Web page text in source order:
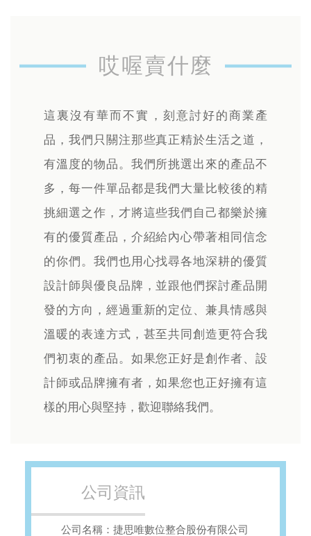
哎喔賣什麼
這裏沒有華而不實，刻意討好的商業產
品，我們只關注那些真正精於生活之道，
有溫度的物品。我們所挑選出來的產品不
多，每一件單品都是我們大量比較後的精
挑細選之作，才將這些我們自己都樂於擁
有的優質產品，介紹給內心帶著相同信念
的你們。我們也用心找尋各地深耕的優質
設計師與優良品牌，並跟他們探討產品開
發的方向，經過重新的定位、兼具情感與
溫暖的表達方式，甚至共同創造更符合我
們初衷的產品。如果您正好是創作者、設
計師或品牌擁有者，如果您也正好擁有這
樣的用心與堅持，歡迎聯絡我們。
公司資訊
公司名稱：捷思唯數位整合股份有限公司